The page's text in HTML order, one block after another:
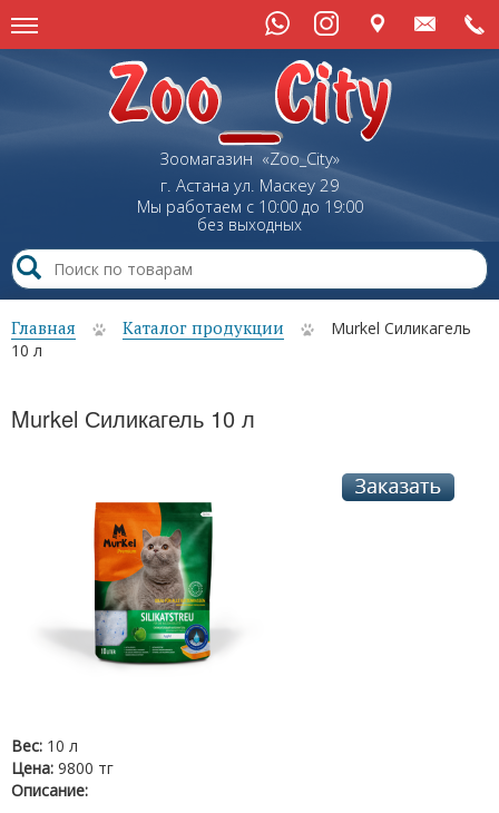
Зоомагазин «Zoo_City»
г. Астана ул. Маскеу29
Мы работаем с 10:00 до 19:00
без выходных
Главная Каталог продукции
Murkel Силикагель
10 л
Murkel Силикагель 10 л
Вес: 10 л
Цена: 9800 тг
Описание: